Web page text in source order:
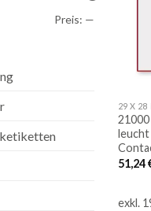
Preis: —
leucht
51,24
exkl.